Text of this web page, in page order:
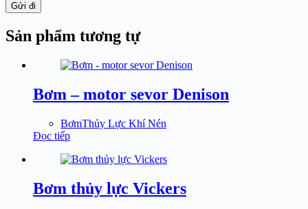
Gửi đi
Sản phẩm tương tự
Bơm – motor sevor Denison
BơmThủy Lực Khí Nén
Đọc tiếp
Bơm thủy lực Vickers